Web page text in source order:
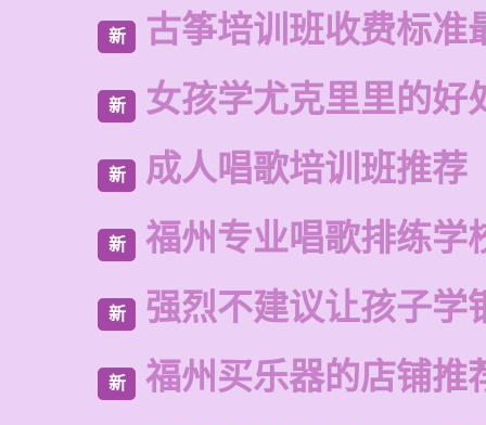
新 古筝培训班收费标准
新 女孩学尤克里里的好
新 成人唱歌培训班推荐
新 福州专业唱歌排练学
新 强烈不建议让孩子学
新 福州买乐器的店铺推